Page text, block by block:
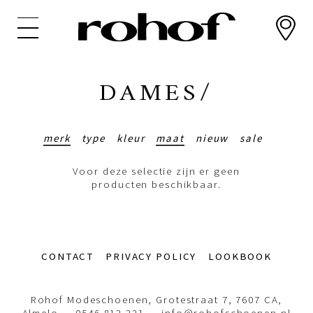
DAMES/
merk type kleur maat nieuw sale
Voor deze selectie zijn er geen
producten beschikbaar.
Footer-CONTACT PRIVACY POLICY LOOKBOOK
Rohof Modeschoenen, Grotestraat 7, 7607 CA,